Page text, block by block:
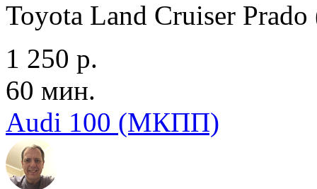
Toyota Land Cruiser
1 250 р.
60 мин.
Audi 100 (МКПП)